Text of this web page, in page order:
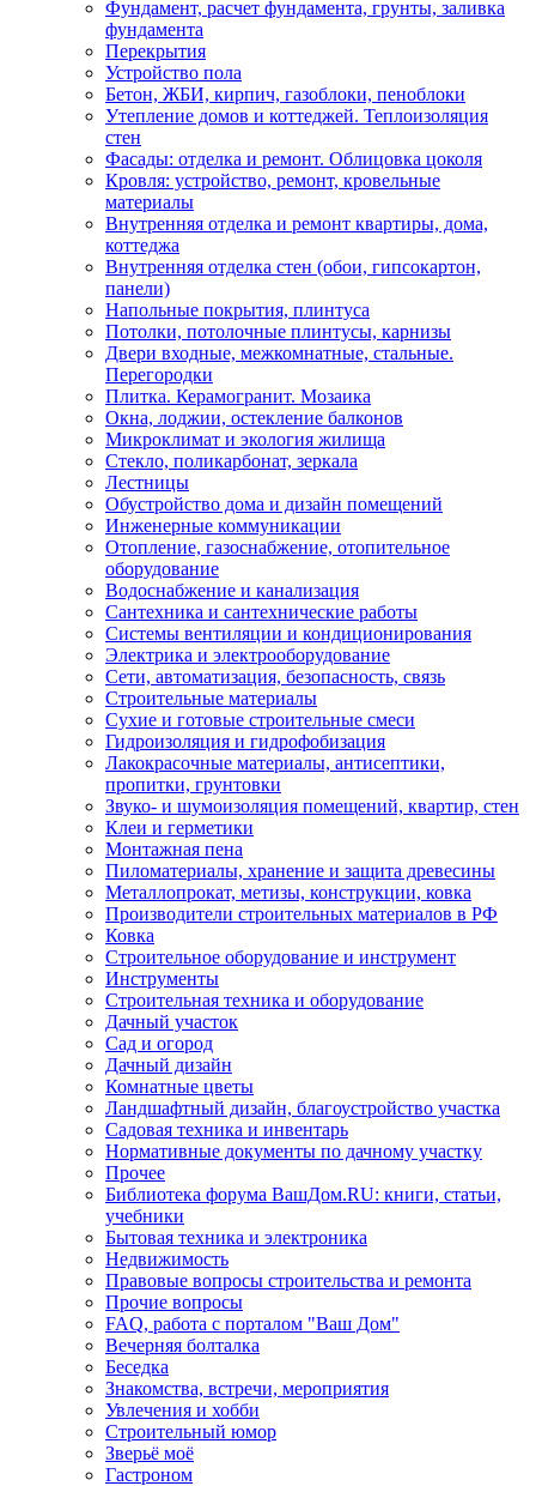
Фундамент, расчет фундамента, грунты, заливка
фундамента
Перекрытия
Устройство пола
Бетон, ЖБИ, кирпич, газоблоки, пеноблоки
Утепление домов и коттеджей. Теплоизоляция
стен
Фасады: отделка и ремонт. Облицовка цоколя
Кровля: устройство, ремонт, кровельные
материалы
Внутренняя отделка и ремонт квартиры, дома,
коттеджа
Внутренняя отделка стен (обои, гипсокартон,
панели)
Напольные покрытия, плинтуса
Потолки, потолочные плинтусы, карнизы
Двери входные, межкомнатные, стальные.
Перегородки
Плитка. Керамогранит. Мозаика
Окна, лоджии, остекление балконов
Микроклимат и экология жилища
Стекло, поликарбонат, зеркала
Лестницы
Обустройство дома и дизайн помещений
Инженерные коммуникации
Отопление, газоснабжение, отопительное
оборудование
Водоснабжение и канализация
Сантехника и сантехнические работы
Системы вентиляции и кондиционирования
Электрика и электрооборудование
Сети, автоматизация, безопасность, связь
Строительные материалы
Сухие и готовые строительные смеси
Гидроизоляция и гидрофобизация
Лакокрасочные материалы, антисептики,
пропитки, грунтовки
Звуко- и шумоизоляция помещений, квартир, стен
Клеи и герметики
Монтажная пена
Пиломатериалы, хранение и защита древесины
Металлопрокат, метизы, конструкции, ковка
Производители строительных материалов в РФ
Ковка
Строительное оборудование и инструмент
Инструменты
Строительная техника и оборудование
Дачный участок
Сад и огород
Дачный дизайн
Комнатные цветы
Ландшафтный дизайн, благоустройство участка
Садовая техника и инвентарь
Нормативные документы по дачному участку
Прочее
Библиотека форума ВашДом.RU: книги, статьи,
учебники
Бытовая техника и электроника
Недвижимость
Правовые вопросы строительства и ремонта
Прочие вопросы
FAQ, работа с порталом "Ваш Дом"
Вечерняя болталка
Беседка
Знакомства, встречи, мероприятия
Увлечения и хобби
Строительный юмор
Зверьё моё
Гастроном